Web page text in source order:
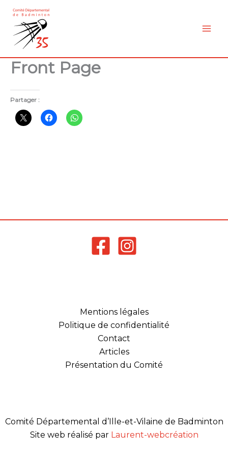
contenu
Front Page
Partager :
Mentions légales
Politique de confidentialité
Contact
Articles
Présentation du Comité
Comité Départemental d’Ille-et-Vilaine de Badminton
Site web réalisé par Laurent-webcréation